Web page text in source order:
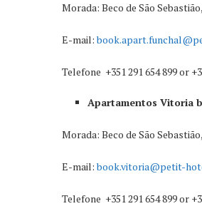
Morada: Beco de São
E-mail:
Telefone +351 291 654 899 or
Apartamentos Vitoria
Morada: Beco de São
E-mail:book.vitoria@petit-
Telefone +351 291 654 899 or